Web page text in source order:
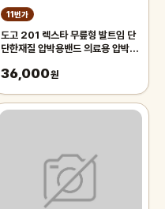
11번가
도고 201 렉스타 무릎형 발트임 단
단한재질 압박용밴드 의료용 압박스
36,000원